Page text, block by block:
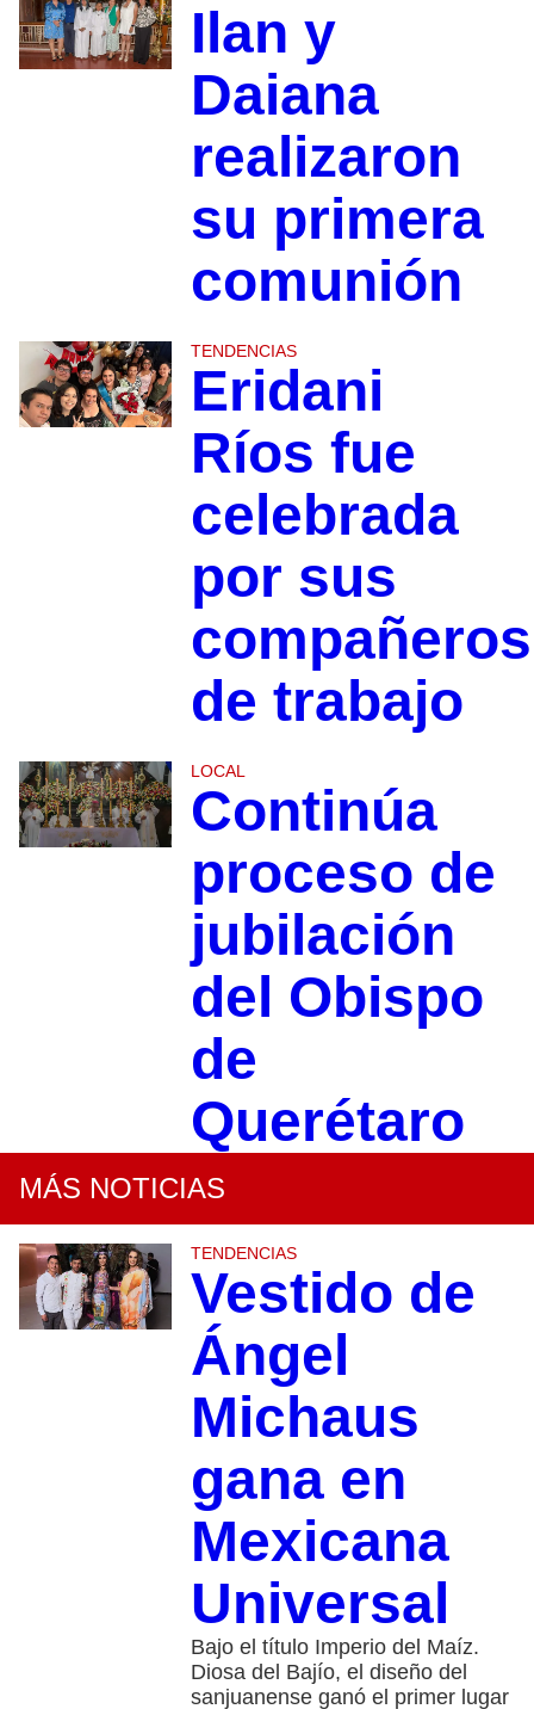
Ilan y
Daiana
realizaron
su primera
comunión
TENDENCIAS
Eridani
Ríos fue
celebrada
por sus
compañeros
de trabajo
LOCAL
Continúa
proceso de
jubilación
del Obispo
de
Querétaro
MÁS NOTICIAS
TENDENCIAS
Vestido de
Ángel
Michaus
gana en
Mexicana
Universal
Bajo el título Imperio del Maíz.
Diosa del Bajío, el diseño del
sanjuanense ganó el primer lugar